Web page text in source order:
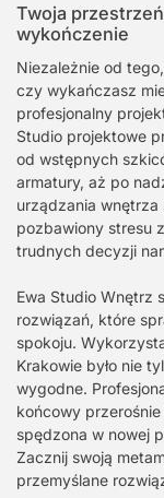
Twoja
wykończenie
Niezależnie od
czy wykańczasz
profesjonalny
Studio projektowe
od wstępnych
armatury, aż po
urządzania
pozbawiony stresu
trudnych decyzji
Ewa Studio Wnętrz
rozwiązań, które
spokoju.
Krakowie było nie
wygodne.
końcowy
spędzona w nowej
Zacznij swoją
przemyślane